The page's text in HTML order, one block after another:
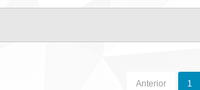
Anterior 1